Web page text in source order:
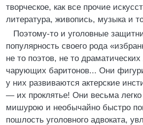
творческое, как все прочие
литература, живопись, музыка и
Поэтому-то и уголовные
популярность своего рода
не то поэтов, не то
чарующих баритонов... Они
у них развиваются актерские
— их проклятье! Они весьма легко
мишурою и необычайно быстро
пошлость уголовного адвоката,